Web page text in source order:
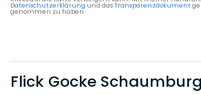
Datenschutzerklärung und dasTransparenzdokument
genommen zu haben.
Flick Gocke